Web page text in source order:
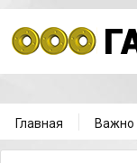
Главная Важно